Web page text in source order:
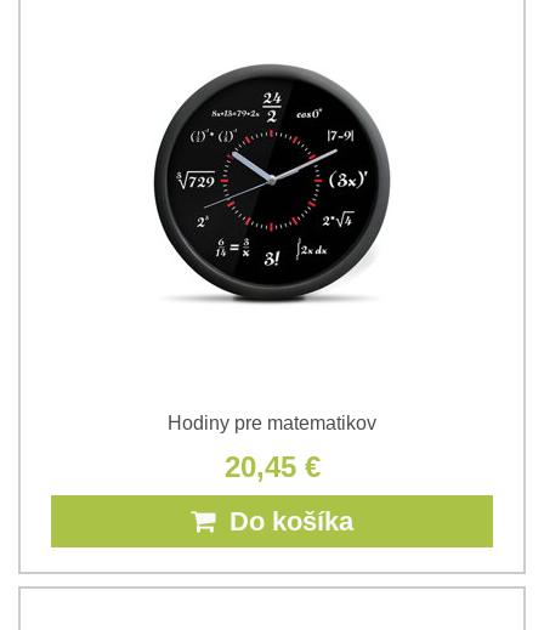
Hodiny pre matematikov
20,45 €
Do košíka